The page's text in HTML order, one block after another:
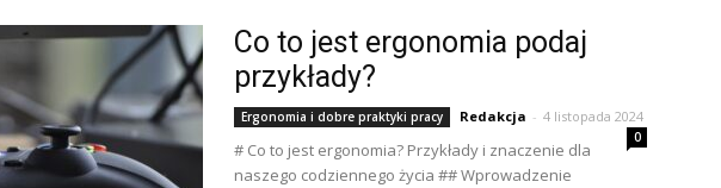
Co to jest ergonomia podaj
przykłady?
Ergonomia i dobre praktyki pracy Redakcja - 4 listopada 2024
0
# Co to jest ergonomia? Przykłady i znaczenie dla
naszego codziennego życia ## Wprowadzenie